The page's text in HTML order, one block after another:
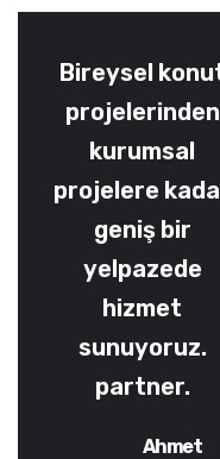
Bireysel
projelerinden
kurumsal
projelere
geniş bir
yelpazede
hizmet
sunuyoruz.
partner.
Ahmet
Genel Müdür &
Founder